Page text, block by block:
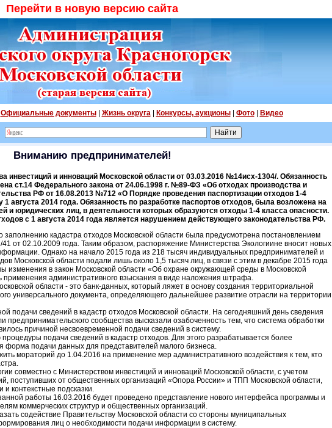
Перейти в новую версию сайта
Официальные документы| Жизнь округа| Конкурсы, аукционы| Фото| Видео
Вниманию предпринимателей!
инвестиций и инноваций Московской области от 03.03.2016 №14исх-1304/. Обязанность
ст.14 Федерального закона от 24.06.1998 г. №89-ФЗ «Об отходах производства и
РФ от 16.08.2013 №712 «О Порядке проведения паспортизации отходов 1-4
августа 2014 года. Обязанность по разработке паспортов отходов, была возложена на
и юридических лиц, в деятельности которых образуются отходы 1-4 класса опасности.
с 1 августа 2014 года является нарушением действующего законодательства РФ.
заполнению кадастра отходов Московской области была предусмотрена постановлением
от 02.10.2009 года. Таким образом, распоряжение Министерства Экологиине вносит новых
Однако на начало 2015 года из 218 тысяч индивидуальных предпринимателей и
Московской области подали лишь около 1,5 тысяч лиц, в связи с этим в декабре 2015 года
изменения в закон Московской области «Об охране окружающей среды в Московской
административного взыскания в виде наложения штрафа.
области - это банк-данных, который ляжет в основу создания территориальной
универсального документа, определяющего дальнейшее развитие отрасли на территории
подачи сведений в кадастр отходов Московской области. На сегодняшний день сведения
предпринимательского сообщества высказали озабоченность тем, что система обработки
причиной несвоевременной подачи сведений в систему.
подачи сведений в кадастр отходов. Для этого разрабатывается более
подачи данных для представителей малого бизнеса.
мораторий до 1.04.2016 на применение мер административного воздействия к тем, кто
совместно с Министерством инвестиций и инноваций Московской области, с учетом
поступивших от общественных организаций «Опора России» и ТПП Московской области,
контекстные подсказки.
работы 16.03.2016 будет проведено представление нового интерфейса программы и
коммерческих структур и общественных организаций.
содействие Правительству Московской области со стороны муниципальных
лиц о необходимости подачи информации в систему.